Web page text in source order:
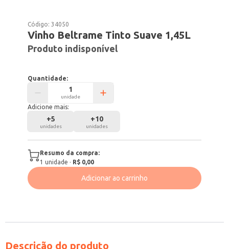
Código:34050
Vinho Beltrame Tinto Suave 1,45L
Produto indisponível
Quantidade:
unidade
Adicione mais:
+5
unidades
+10
unidades
Resumo da compra:
1 unidade · R$ 0,00
Adicionar ao carrinho
Descrição do produto